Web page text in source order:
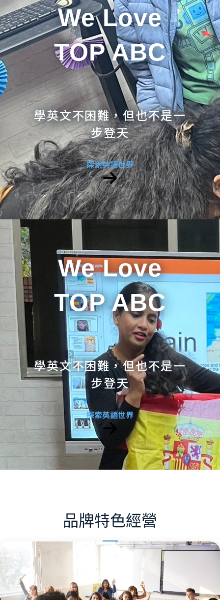
We Love
TOP ABC
學英文不困難，但也不是一
步登天
探索英語世界
We Love
TOP ABC
學英文不困難，但也不是一
步登天
探索英語世界
品牌特色經營